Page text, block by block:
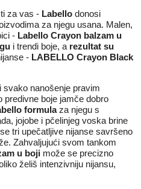
za vas - Labello donosi
za njegu usana. Malen,
- Labello Crayon balzam u
i trendi boje, a rezultat su
- LABELLO Crayon Black
svako nanošenje pravim
boje jamče dobro
formulaza njegu s
jojobe i pčelinjeg voska brine
tri upečatljive nijanse savršeno
Zahvaljujući svom tankom
u boji može se precizno
želiš intenzivniju nijansu,